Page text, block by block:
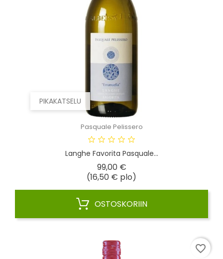
PIKAKATSELU
Pasquale Pelissero
Langhe Favorita Pasquale...
99,00 €Hinta
(16,50 € plo)
OSTOSKORIIN
favorite_border